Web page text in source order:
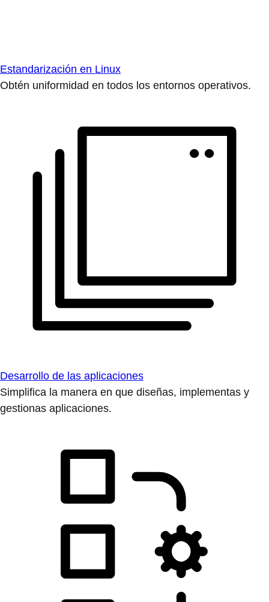
Estandarización en Linux
Obtén uniformidad en todos los entornos operativos.
Desarrollo de las aplicaciones
Simplifica la manera en que diseñas, implementas y
gestionas aplicaciones.